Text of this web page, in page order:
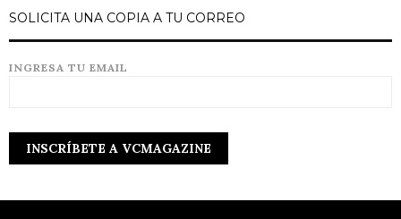
SOLICITA UNA COPIA A TU CORREO
INGRESA TU EMAIL